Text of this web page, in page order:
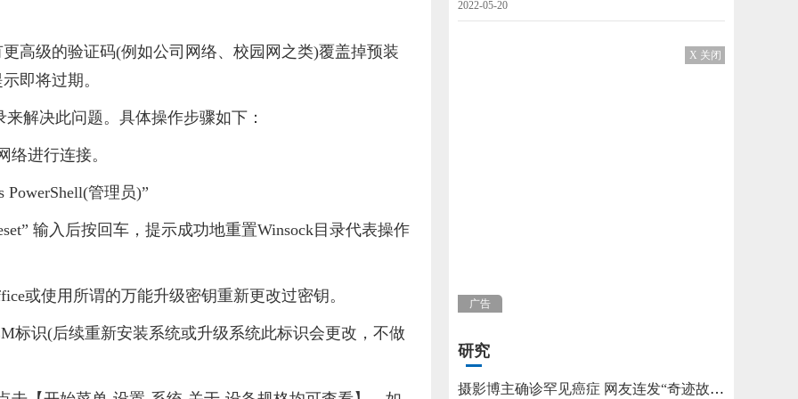
高级的验证码(例如公司网络、校园网之类)覆盖掉预装
即将过期。
解决此问题。具体操作步骤如下：
络进行连接。
管理员)”
输入后按回车，提示成功地重置Winsock目录代表操作
或使用所谓的万能升级密钥重新更改过密钥。
标识(后续重新安装系统或升级系统此标识会更改，不做
2022-05-20
广告
X 关闭
研究
摄影博主确诊罕见癌症 网友连发“奇迹故事”不允许他躺平